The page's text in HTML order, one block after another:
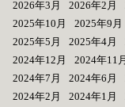
2026年3月
2026年2月
2025年10月
2025年9月
2025年5月
2025年4月
2024年12月
2024年11
2024年7月
2024年6月
2024年2月
2024年1月